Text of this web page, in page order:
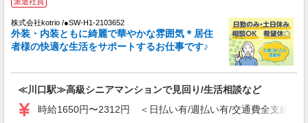
派遣社員
株式会社kotrio /●SW-H1-2103652
≪川口駅≫高級シニアマンションで見回り/生
活相談など
時給1650円〜2312円 ＜日払い有/週払い有/交
株式会社kotrio /●SW-H1-2103652
外装・内装ともに綺麗で華やかな雰囲気＊居住
者様の快適な生活をサポートするお仕事です♪
≪川口駅≫高級シニアマンションで見回り/生活相談など
時給1650円〜2312円 ＜日払い有/週払い有/交通費全支給(ガ